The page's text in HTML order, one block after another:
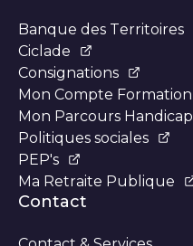
Banque des Territoires
Ciclade
Consignations
Mon Compte Formation
Mon Parcours Handicap
Politiques sociales
PEP's
Ma Retraite Publique
Contact